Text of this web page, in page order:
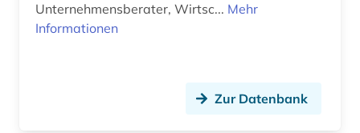
Unternehmensberater, Wirtsc... Mehr
Informationen
Zur Datenbank